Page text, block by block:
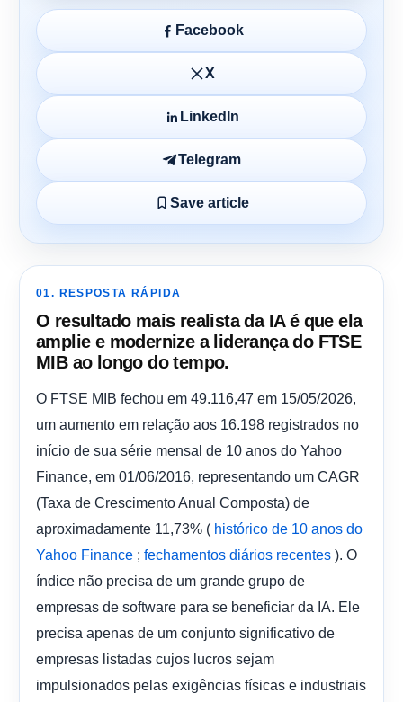
Facebook
X
LinkedIn
Telegram
Save article
01. RESPOSTA RÁPIDA
O resultado mais realista da IA ​​é que ela
amplie e modernize a liderança do FTSE
MIB ao longo do tempo.
O FTSE MIB fechou em 49.116,47 em 15/05/2026,
um aumento em relação aos 16.198 registrados no
início de sua série mensal de 10 anos do Yahoo
Finance, em 01/06/2016, representando um CAGR
(Taxa de Crescimento Anual Composta) de
aproximadamente 11,73% ( histórico de 10 anos do
Yahoo Finance ; fechamentos diários recentes ). O
índice não precisa de um grande grupo de
empresas de software para se beneficiar da IA. Ele
precisa apenas de um conjunto significativo de
empresas listadas cujos lucros sejam
impulsionados pelas exigências físicas e industriais